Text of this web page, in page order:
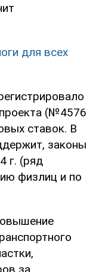
для всех
(№4576
ставок. В
законы
г. (ряд
физлиц и по
за